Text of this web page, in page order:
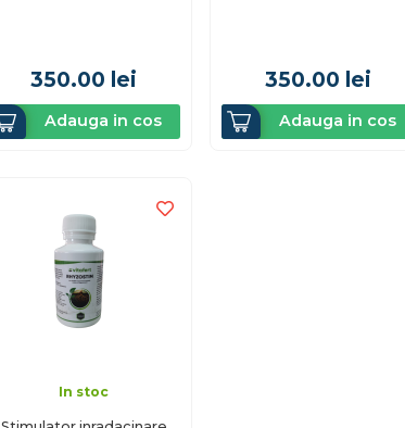
350.00 lei
Adauga in cos
350.00 lei
Adauga in cos
In stoc